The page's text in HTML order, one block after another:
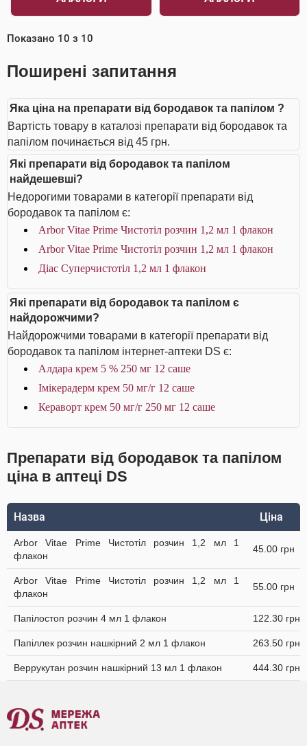
Показано 10 з 10
Поширені запитання
Яка ціна на препарати від бородавок та папілом ?
Вартість товару в каталозі препарати від бородавок та
папілом починається від 45 грн.
Які препарати від бородавок та папілом
найдешевші?
Недорогими товарами в категорії препарати від
бородавок та папілом є:
Arbor Vitae Prime Чистотіл розчин 1,2 мл 1 флакон
Arbor Vitae Prime Чистотіл розчин 1,2 мл 1 флакон
Діас Суперчистотіл 1,2 мл 1 флакон
Які препарати від бородавок та папілом є
найдорожчими?
Найдорожчими товарами в категорії препарати від
бородавок та папілом інтернет-аптеки DS є:
Алдара крем 5 % 250 мг 12 саше
Імікерадерм крем 50 мг/г 12 саше
Кераворт крем 50 мг/г 250 мг 12 саше
Препарати від бородавок та папілом
ціна в аптеці DS
Назва Ціна
Arbor Vitae Prime Чистотіл розчин 1,2 мл 1
флакон
45.00 грн
Arbor Vitae Prime Чистотіл розчин 1,2 мл 1
флакон
55.00 грн
Папілостоп розчин 4 мл 1 флакон 122.30 грн
Папіллек розчин нашкірний 2 мл 1 флакон 263.50 грн
Веррукутан розчин нашкірний 13 мл 1 флакон 444.30 грн